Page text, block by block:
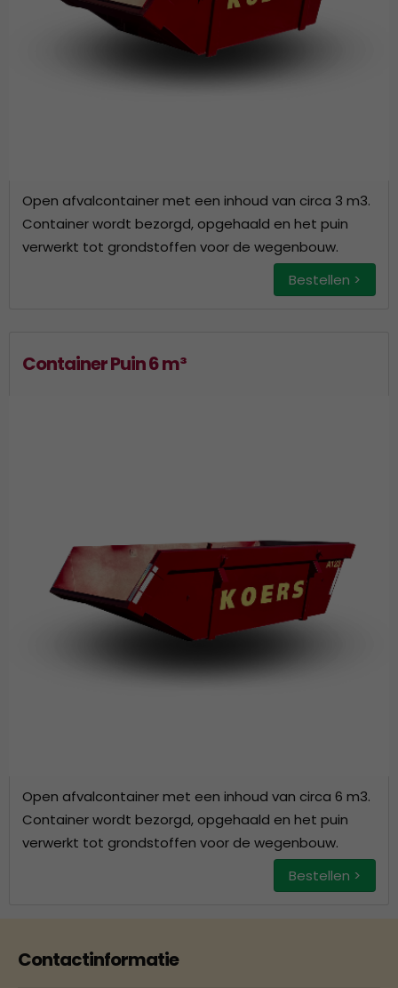
Open afvalcontainer met een inhoud van circa 3 m3.
Container wordt bezorgd, opgehaald en het puin
verwerkt tot grondstoffen voor de wegenbouw.
Bestellen >
Container Puin 6 m³
Open afvalcontainer met een inhoud van circa 6 m3.
Container wordt bezorgd, opgehaald en het puin
verwerkt tot grondstoffen voor de wegenbouw.
Bestellen >
Contactinformatie